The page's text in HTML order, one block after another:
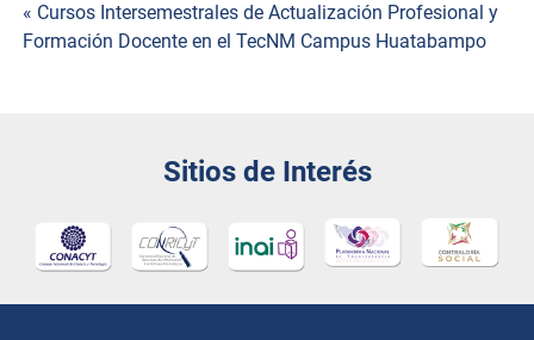
Navegación
« Cursos Intersemestrales de Actualización Profesional y
Formación Docente en el TecNM Campus Huatabampo
Sitios de Interés